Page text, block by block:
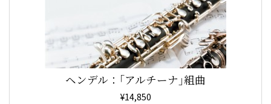
ヘンデル：｢アルチーナ｣組曲
¥14,850